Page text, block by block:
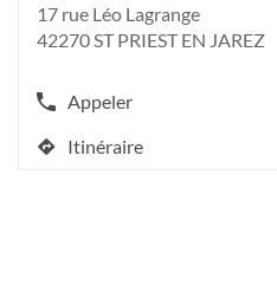
pour
obtenir
plus
amples
informations
[ECHAP
17 rue Léo Lagrange
42270 ST PRIEST EN JAREZ
Appeler
Afficher
le
numéroItinéraire
jusqu'au